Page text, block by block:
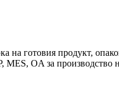
на готовия продукт,
OA за производство